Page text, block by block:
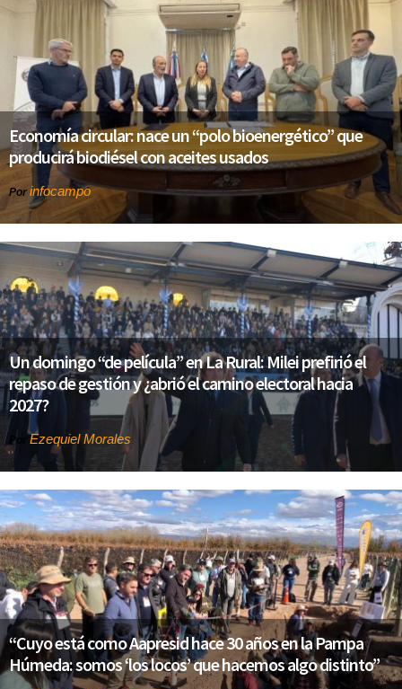
Economía circular: nace un “polo bioenergético” que
producirá biodiésel con aceites usados
Por infocampo
Un domingo “de película” en La Rural: Milei prefirió el
repaso de gestión y ¿abrió el camino electoral hacia
2027?
Por Ezequiel Morales
“Cuyo está como Aapresid hace 30 años en la Pampa
Húmeda: somos ‘los locos’ que hacemos algo distinto”